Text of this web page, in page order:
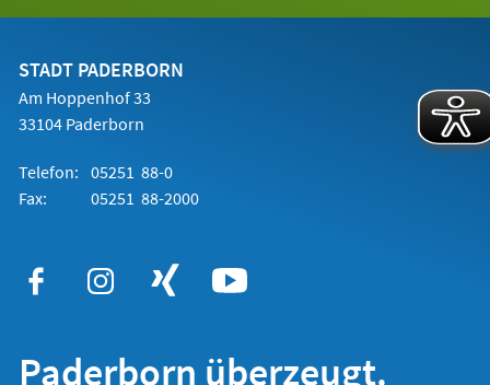
einem
STADT PADERBORN
Am Hoppenhof 33
33104 Paderborn
Telefon: 05251 88-0
Fax:
05251 88-2000
Paderborn überzeugt.